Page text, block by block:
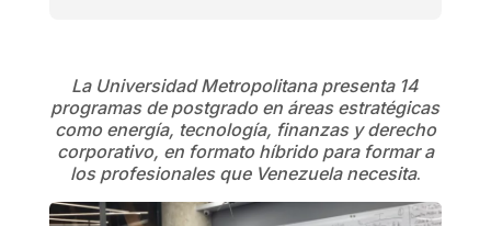
La Universidad Metropolitana presenta 14
programas de postgrado en áreas estratégicas
como energía, tecnología, finanzas y derecho
corporativo, en formato híbrido para formar a
los profesionales que Venezuela necesita.